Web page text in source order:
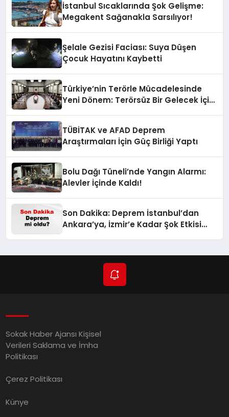
İstanbul Sıcaklarında Şok Gelişme:
Megakent Sağanakla Sarsılıyor!
Şelale Gezisi Faciası: Suya Düşen
Çocuk Hayatını Kaybetti
Türkiye’nin Terörle Mücadelesinde
Yeni Dönem: Terörsüz Bir Gelecek İçin
TÜBİTAK ve AFAD Deprem
Araştırmaları İçin Güç Birliği Yaptı
Bolu Dağı Tüneli’nde Yangın Alarmı:
Alevler İçinde Kaldı!
Son Dakika: Deprem İstanbul’dan
Ankara’ya, İzmir’e Kadar Şok Etkisi
Sokak Haber Ajansı Kişisel
Verileri Saklama ve İmha
Politikası
Çerez Politikası
Künye